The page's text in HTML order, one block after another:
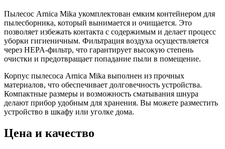
Пылесос Arnica Mika укомплектован емким контейнером для
пылесборника, который вынимается и очищается. Это
позволяет избежать контакта с содержимым и делает процесс
уборки гигиеничным. Фильтрация воздуха осуществляется
через HEPA-фильтр, что гарантирует высокую степень
очистки и предотвращает попадание пыли в помещение.
Корпус пылесоса Arnica Mika выполнен из прочных
материалов, что обеспечивает долговечность устройства.
Компактные размеры и возможность сматывания шнура
делают прибор удобным для хранения. Вы можете разместить
устройство в шкафу или уголке дома.
Цена и качество